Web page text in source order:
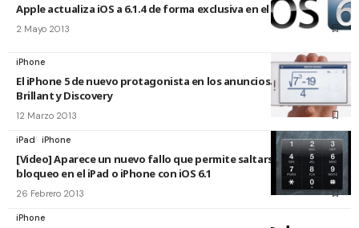
Apple actualiza iOS a 6.1.4 de forma exclusiva en el iPhone 5
2 Mayo 2013
iPhone
El iPhone 5 de nuevo protagonista en los anuncios de Apple con
Brillant y Discovery
12 Marzo 2013
iPad iPhone
[Video] Aparece un nuevo fallo que permite saltarse el código de
bloqueo en el iPad o iPhone con iOS 6.1
26 Febrero 2013
iPhone